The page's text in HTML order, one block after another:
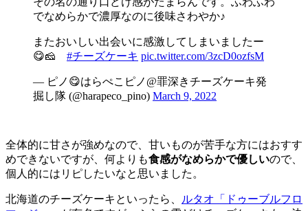
でなめらかで濃厚なのに後味さわやか♪
またおいしい出会いに感激してしまいましたー
😋🧀 #チーズケーキ pic.twitter.com/3zcD0ozfsM
— ピノ😋はらぺこピノ@罪深きチーズケーキ発
掘し隊 (@harapeco_pino) March 9, 2022
全体的に甘さが強めなので、甘いものが苦手な方にはおすす
めできないですが、何よりも食感がなめらかで優しいので、
個人的にはリピしたいなと思いました。
北海道のチーズケーキといったら、
ルタオ「ドゥーブルフロ